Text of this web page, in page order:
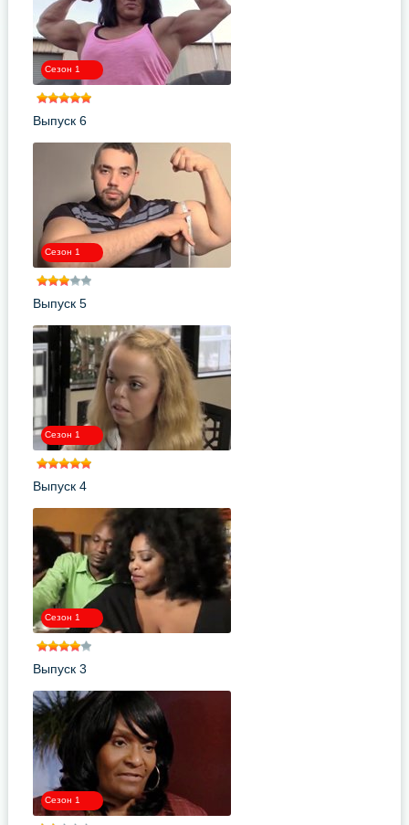
Сезон 1
Выпуск 6
Сезон 1
Выпуск 5
Сезон 1
Выпуск 4
Сезон 1
Выпуск 3
Сезон 1